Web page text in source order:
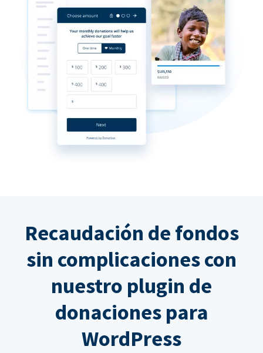
Recaudación de fondos
sin complicaciones con
nuestro plugin de
donaciones para
WordPress